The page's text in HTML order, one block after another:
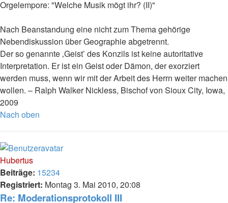
Orgelempore: "Welche Musik mögt ihr? (II)"
Nach Beanstandung eine nicht zum Thema gehörige
Nebendiskussion über Geographie abgetrennt.
Der so genannte ‚Geist’ des Konzils ist keine autoritative
Interpretation. Er ist ein Geist oder Dämon, der exorziert
werden muss, wenn wir mit der Arbeit des Herrn weiter machen
wollen. – Ralph Walker Nickless, Bischof von Sioux City, Iowa,
2009
Nach oben
Hubertus
Beiträge: 15234
Registriert: Montag 3. Mai 2010, 20:08
Re: Moderationsprotokoll III